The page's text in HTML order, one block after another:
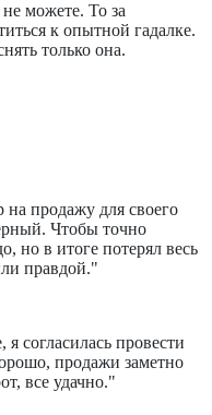
можете. То за
к опытной гадалке.
только она.
на продажу для своего
Чтобы точно
но в итоге потерял весь
правдой."
согласилась провести
продажи заметно
все удачно."